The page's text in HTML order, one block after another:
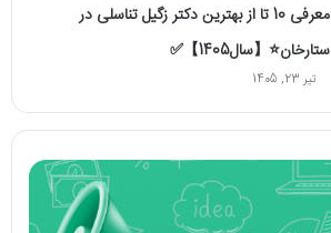
معرفی 10 تا از بهترین دکتر زگیل تناسلی در
ستارخان⭐【سال1405】✅
تیر 23, 1405